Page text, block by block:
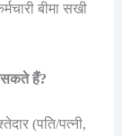
बीमा सखी
सकते हैं?
(पति/पत्नी,